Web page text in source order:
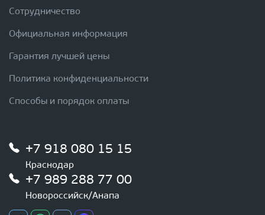
Сотрудничество
Официальная информация
Гарантия лучшей цены
Политика конфиденциальности
Способы и порядок оплаты
+7 918 080 15 15
Краснодар
+7 989 288 77 00
Новороссийск/Анапа